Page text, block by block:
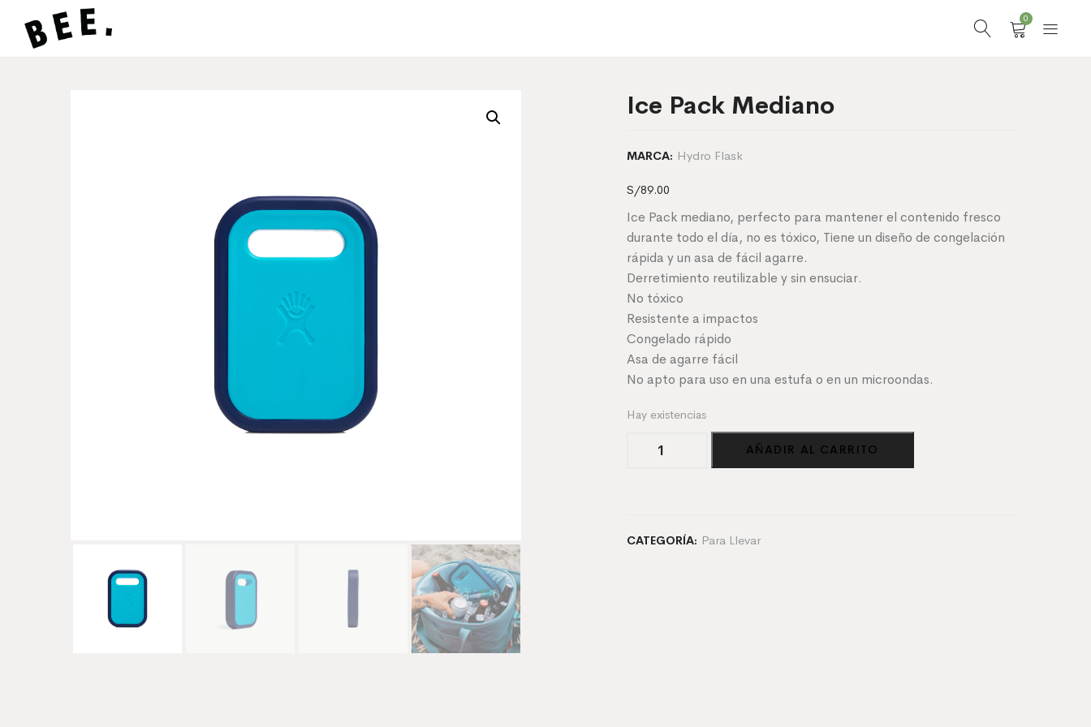
0
Ice Pack Mediano
MARCA: Hydro Flask
S/89.00
Ice Pack mediano, perfecto para mantener el contenido fresco
durante todo el día, no es tóxico, Tiene un diseño de congelación
rápida y un asa de fácil agarre.
Derretimiento reutilizable y sin ensuciar.
No tóxico
Resistente a impactos
Congelado rápido
Asa de agarre fácil
No apto para uso en una estufa o en un microondas.
Hay existencias
AÑADIR AL CARRITO
CATEGORÍA: Para Llevar